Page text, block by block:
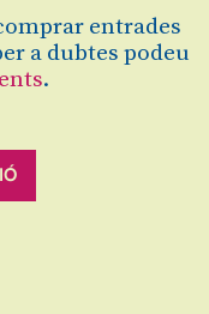
entrades
a dubtes podeu
.